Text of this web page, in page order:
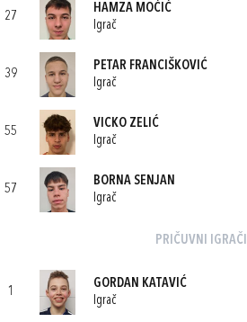
27
HAMZA MOĆIĆ
Igrač
39
PETAR FRANCIŠKOVIĆ
Igrač
55
VICKO ZELIĆ
Igrač
57
BORNA SENJAN
Igrač
PRIČUVNI IGRAČI
1
GORDAN KATAVIĆ
Igrač